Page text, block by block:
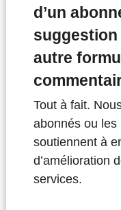
d’un
autre
Tout à fait.
abonnés ou les
soutiennent à
d’amélioration
services.